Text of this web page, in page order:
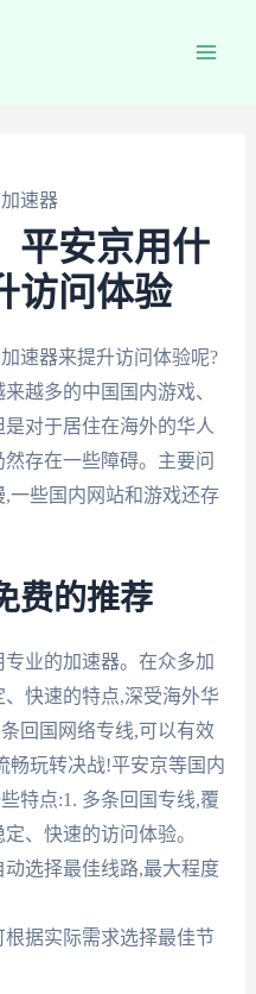
速器
平安京用什
访问体验
速器来提升访问体验呢?
越多的中国国内游戏、
对于居住在海外的华人
存在一些障碍。主要问
一些国内网站和游戏还存
费的推荐
业的加速器。在众多加
快速的特点,深受海外华
回国网络专线,可以有效
畅玩转决战!平安京等国内
特点:1. 多条回国专线,覆
、快速的访问体验。
选择最佳线路,最大程度
据实际需求选择最佳节